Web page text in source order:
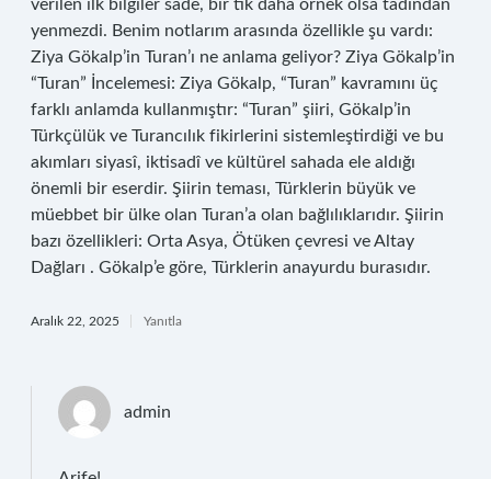
verilen ilk bilgiler sade, bir tık daha örnek olsa tadından
yenmezdi. Benim notlarım arasında özellikle şu vardı:
Ziya Gökalp’in Turan’ı ne anlama geliyor? Ziya Gökalp’in
“Turan” İncelemesi: Ziya Gökalp, “Turan” kavramını üç
farklı anlamda kullanmıştır: “Turan” şiiri, Gökalp’in
Türkçülük ve Turancılık fikirlerini sistemleştirdiği ve bu
akımları siyasî, iktisadî ve kültürel sahada ele aldığı
önemli bir eserdir. Şiirin teması, Türklerin büyük ve
müebbet bir ülke olan Turan’a olan bağlılıklarıdır. Şiirin
bazı özellikleri: Orta Asya, Ötüken çevresi ve Altay
Dağları . Gökalp’e göre, Türklerin anayurdu burasıdır.
Aralık 22, 2025 Yanıtla
admin